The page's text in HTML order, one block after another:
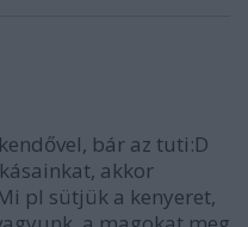
bár az tuti:D
akkor
pl sütjük a kenyeret,